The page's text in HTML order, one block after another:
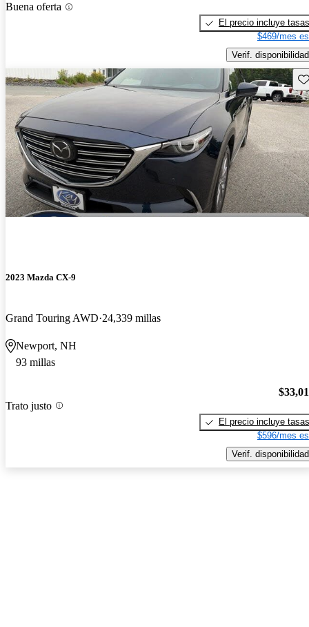
Buena oferta
El precio incluye tasas
$469/mes
Verif. disponibilidad
2023 Mazda CX-9
Grand Touring AWD 24,339 millas
Newport, NH
93 millas
Trato justo
El precio incluye tasas
$596/mes
Verif. disponibilidad